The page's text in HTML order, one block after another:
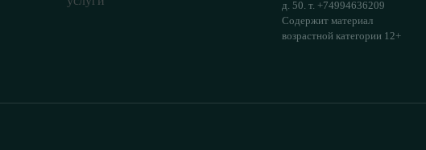
д. 50. т. +74994636209
Содержит материал
возрастной категории 12+